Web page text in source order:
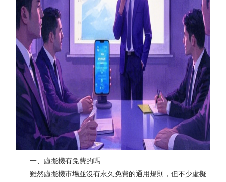
一、虛擬機有免費的嗎
雖然虛擬機市場並沒有永久免費的通用規則，但不少虛擬